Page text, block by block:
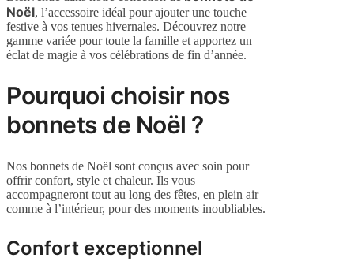
peuvent
être
choisies
sur
du
low
to
high
Noël, l’accessoire idéal pour ajouter une touche
festive à vos tenues hivernales. Découvrez notre
gamme variée pour toute la famille et apportez un
éclat de magie à vos célébrations de fin d’année.
Pourquoi choisir nos
bonnets de Noël ?
Nos bonnets de Noël sont conçus avec soin pour
offrir confort, style et chaleur. Ils vous
accompagneront tout au long des fêtes, en plein air
comme à l’intérieur, pour des moments inoubliables.
Confort exceptionnel